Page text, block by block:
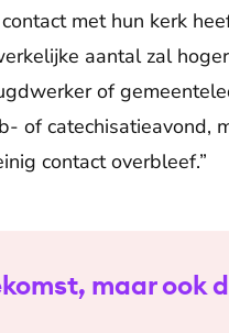
met hun kerk
aantal zal
of
of catechisatieavond,
contact overbleef.”
maar ook